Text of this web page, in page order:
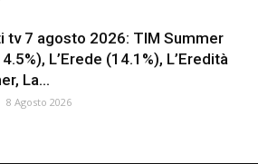
tv 7 agosto 2026: TIM Summer
L’Erede (14.1%), L’Eredità
La...
8 Agosto 2026